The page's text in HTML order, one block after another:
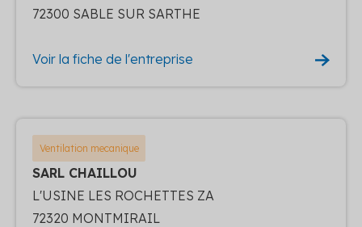
72300 SABLE SUR SARTHE
Voir la fiche de l'entreprise
Ventilation mecanique
SARL CHAILLOU
L'USINE LES ROCHETTES ZA
72320 MONTMIRAIL